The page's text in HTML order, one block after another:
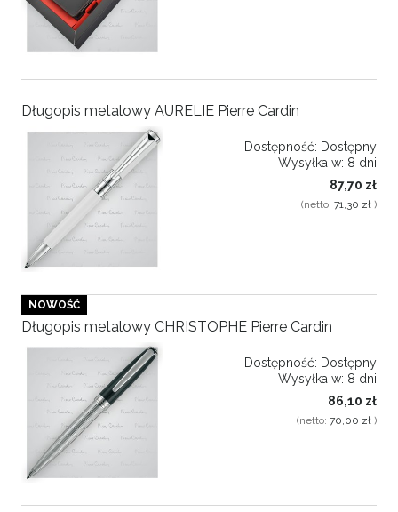
Długopis metalowy AURELIE Pierre Cardin
Dostępność: Dostępny
Wysyłka w: 8 dni
87,70 zł
(netto: 71,30 zł )
Długopis metalowy CHRISTOPHE Pierre Cardin
Dostępność: Dostępny
Wysyłka w: 8 dni
86,10 zł
(netto: 70,00 zł )
NOWOŚĆ